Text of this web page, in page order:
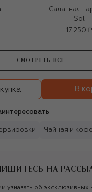
Салатная
Sol
17 250 ₽
СМОТРЕТЬ ВСЕ
В
Чайная и
НА
узнавать об эксклюзивных